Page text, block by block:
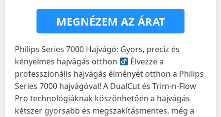
MEGNÉZEM AZ ÁRAT
Philips Series 7000 Hajvágó: Gyors, precíz és
kényelmes hajvágás otthon ‍
Élvezze a
professzionális hajvágás élményét otthon a Philips
Series 7000 hajvágóval! A DualCut és Trim-n-Flow
Pro technológiáknak köszönhetően a hajvágás
kétszer gyorsabb és megszakításmentes, még a